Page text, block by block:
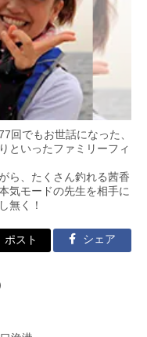
回でもお世話になった、
といったファミリーフィ
ら、たくさん釣れる茜香
気モードの先生を相手に
無く！
ポスト シェア